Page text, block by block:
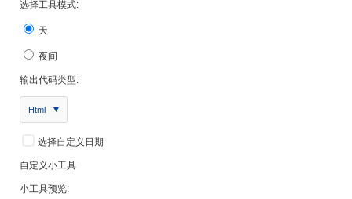
选择工具模式:
天
夜间
输出代码类型:
Html
选择自定义日期
自定义小工具
小工具预览: